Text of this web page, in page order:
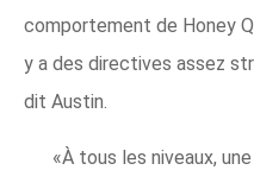
comportement de Honey
y a des directives assez
dit Austin.
«À tous les niveaux,